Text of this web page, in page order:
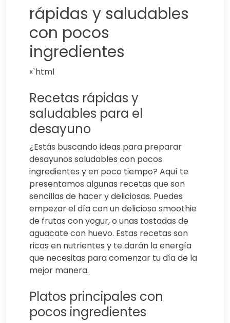
rápidas y saludables
con pocos
ingredientes
«`html
Recetas rápidas y
saludables para el
desayuno
¿Estás buscando ideas para preparar
desayunos saludables con pocos
ingredientes y en poco tiempo? Aquí te
presentamos algunas recetas que son
sencillas de hacer y deliciosas. Puedes
empezar el día con un delicioso smoothie
de frutas con yogur, o unas tostadas de
aguacate con huevo. Estas recetas son
ricas en nutrientes y te darán la energía
que necesitas para comenzar tu día de la
mejor manera.
Platos principales con
pocos ingredientes